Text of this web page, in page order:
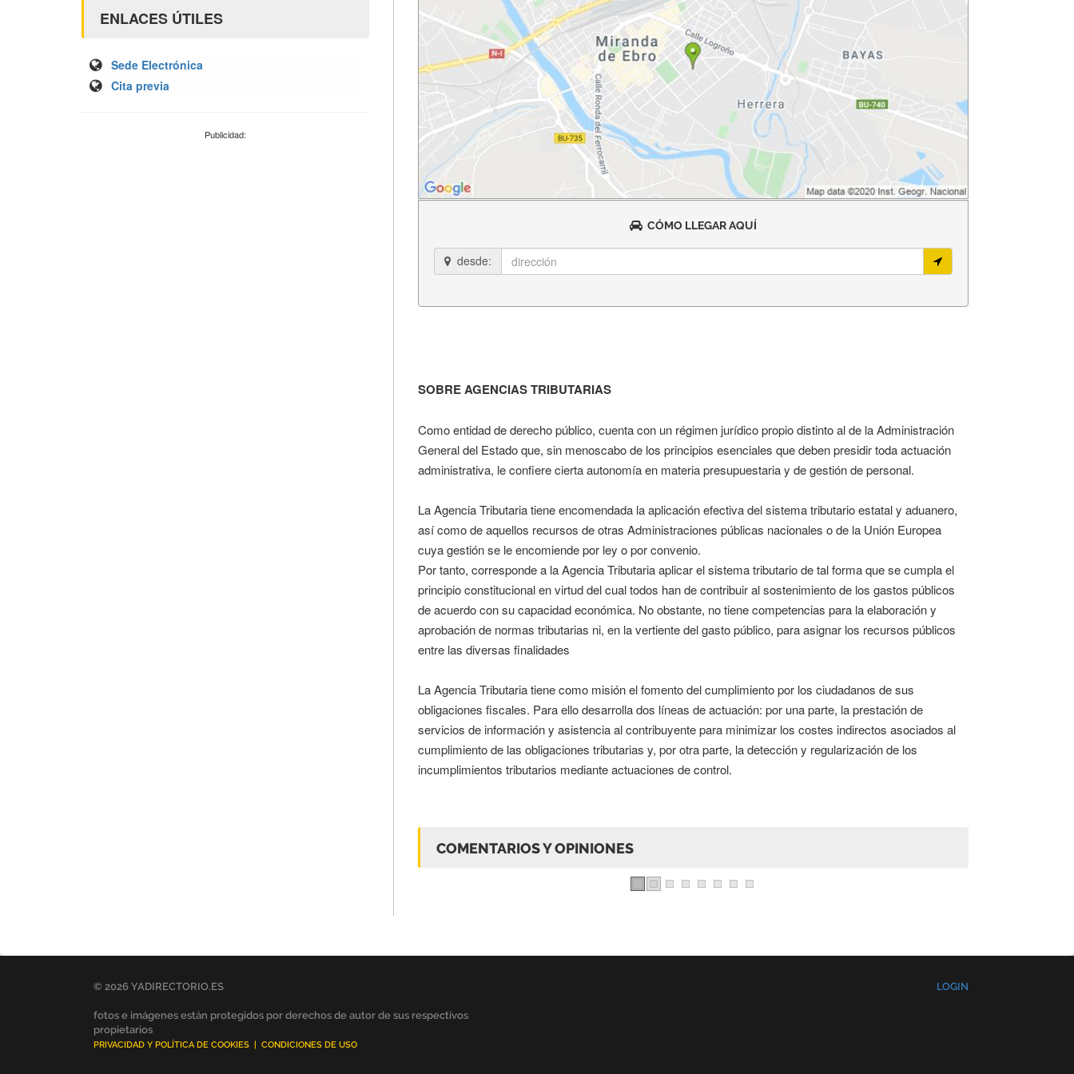
ENLACES ÚTILES
Sede Electrónica
Cita previa
Publicidad:
CÓMO LLEGAR AQUÍ
desde:
SOBRE AGENCIAS TRIBUTARIAS
Como entidad de derecho público, cuenta con un régimen jurídico propio distinto al de la Administración
General del Estado que, sin menoscabo de los principios esenciales que deben presidir toda actuación
administrativa, le confiere cierta autonomía en materia presupuestaria y de gestión de personal.
La Agencia Tributaria tiene encomendada la aplicación efectiva del sistema tributario estatal y aduanero,
así como de aquellos recursos de otras Administraciones públicas nacionales o de la Unión Europea
cuya gestión se le encomiende por ley o por convenio.
Por tanto, corresponde a la Agencia Tributaria aplicar el sistema tributario de tal forma que se cumpla el
principio constitucional en virtud del cual todos han de contribuir al sostenimiento de los gastos públicos
de acuerdo con su capacidad económica. No obstante, no tiene competencias para la elaboración y
aprobación de normas tributarias ni, en la vertiente del gasto público, para asignar los recursos públicos
entre las diversas finalidades
La Agencia Tributaria tiene como misión el fomento del cumplimiento por los ciudadanos de sus
obligaciones fiscales. Para ello desarrolla dos líneas de actuación: por una parte, la prestación de
servicios de información y asistencia al contribuyente para minimizar los costes indirectos asociados al
cumplimiento de las obligaciones tributarias y, por otra parte, la detección y regularización de los
incumplimientos tributarios mediante actuaciones de control.
COMENTARIOS Y OPINIONES
© 2026 YADIRECTORIO.ES
fotos e imágenes están protegidos por derechos de autor de sus respectivos
propietarios
PRIVACIDAD Y POLÍTICA DE COOKIES CONDICIONES DE USO
LOGIN